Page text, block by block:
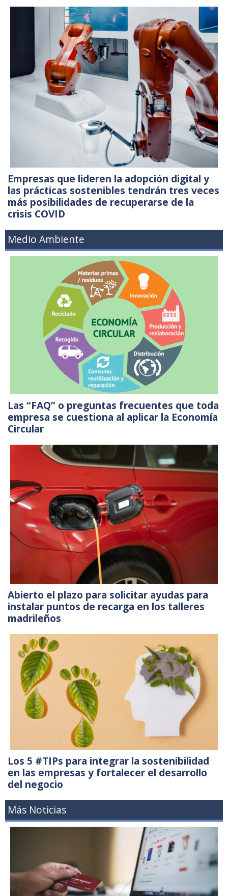
Empresas que lideren la adopción digital y
las prácticas sostenibles tendrán tres veces
más posibilidades de recuperarse de la
crisis COVID
Medio Ambiente
Las “FAQ” o preguntas frecuentes que toda
empresa se cuestiona al aplicar la Economía
Circular
Abierto el plazo para solicitar ayudas para
instalar puntos de recarga en los talleres
madrileños
Los 5 #TIPs para integrar la sostenibilidad
en las empresas y fortalecer el desarrollo
del negocio
Más Noticias